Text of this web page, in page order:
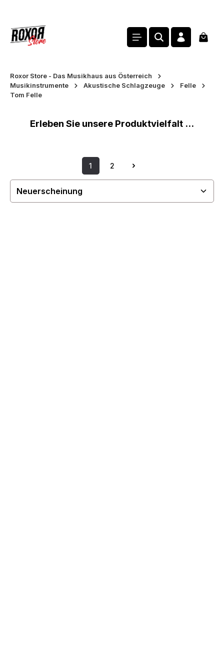
Roxor Store - Das Musikhaus aus Österreich
Musikinstrumente
Akustische Schlagzeuge
Felle
Tom Felle
Erleben Sie unsere Produktvielfalt ...
Seite
1
Seite
2